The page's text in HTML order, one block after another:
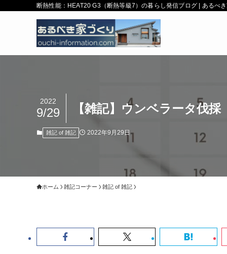
断熱性能：HEAT20 G3（断熱等級7）の暮らし発信ブログ | あるべ
【雑記】ウンベラータ伐採
2022
9/29
雑記 of 雑記 2022年9月29日
ホーム 雑記コーナー 雑記 of 雑記